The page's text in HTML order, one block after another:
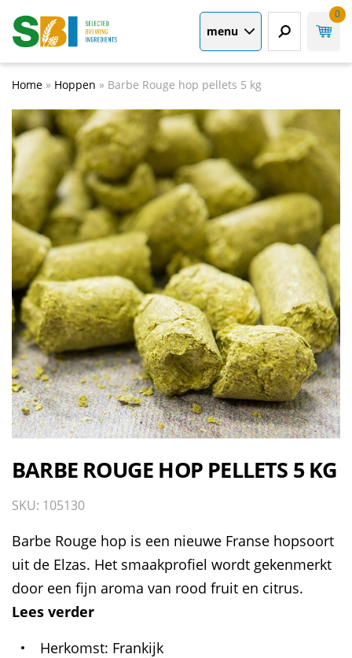
menu
0
Home » Hoppen » Barbe Rouge hop pellets 5 kg
BARBE ROUGE HOP PELLETS 5 KG
SKU: 105130
Barbe Rouge hop is een nieuwe Franse hopsoort
uit de Elzas. Het smaakprofiel wordt gekenmerkt
door een fijn aroma van rood fruit en citrus.
Lees verder
Herkomst Frankijk